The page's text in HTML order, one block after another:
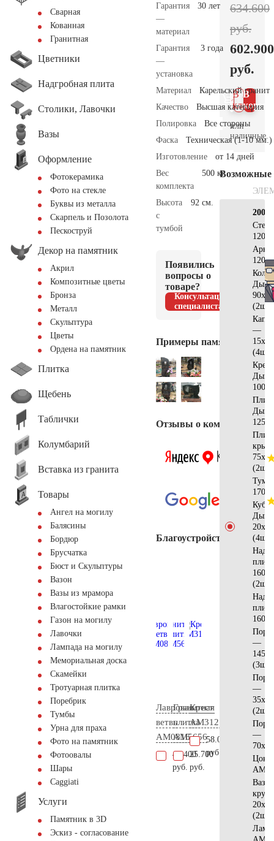
Сварная
Кованная
Гранитная
Цветники
Надгробная плита
Столики, Лавочки
Вазы
Оформление
Фотокерамика
Фото на стекле
Буквы из металла
Скарпель и Позолота
Пескоструй
Декор на памятник
Акрил
Композитные цветы
Бронза
Металл
Скульптура
Цветы
Ордена на памятник
Плитка
Щебень
Таблички
Колумбарий
Вставка из гранита
Товары
Ангел на могилу
Балясины
Бордюр
Брусчатка
Бюст и Скульптуры
Вазон
Вазы из мрамора
Влагостойкие рамки
Газон на могилу
Лавочки
Лампада на могилу
Мемориальная доска
Скамейки
Тротуарная плитка
Поребрик
Тумбы
Урна для праха
Фото на памятник
Фотоовалы
Шары
Сaggiati
Услуги
Памятник в 3D
Эскиз - согласование
Гарантия
—
материал
30 лет
Гарантия
—
установка
3 года
Материал
Карельский гранит
Качество
Высшая категория
Полировка
Все стороны
Фаска
Техническая (1-10 мм.)
Изготовление
от 14 дней
Вес
комплекта
500 кг.
Высота
с
тумбой
92 см.
Появились
вопросы о
товаре?
Консультация
специалиста
Примеры памятников
Отзывы о компании
Благоустройство
Лавровая
ветвь
AM0816
41.400
руб.
Гранитная
плитка
AM5656
25.700
руб.
Крест
AM3121
58.000
руб.
634.600
руб.
602.900
руб.
В
В 1
клик
или
наличные.
Возможные
Дым
(2шт)
—
(4шт)
Крест
Дым
Дым
(2шт)
Дым
(4шт)
(2шт)
—
(3шт)
—
(2шт)
—
Ваза
(2шт)